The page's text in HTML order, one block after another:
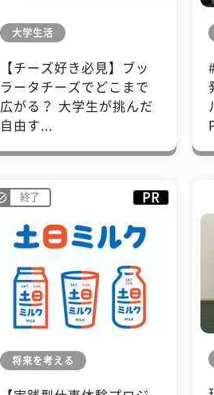
大学生活
【チーズ好き必見】ブッ
ラータチーズでどこまで
広がる？ 大学生が挑んだ
自由す...
終了 PR
将来を考える